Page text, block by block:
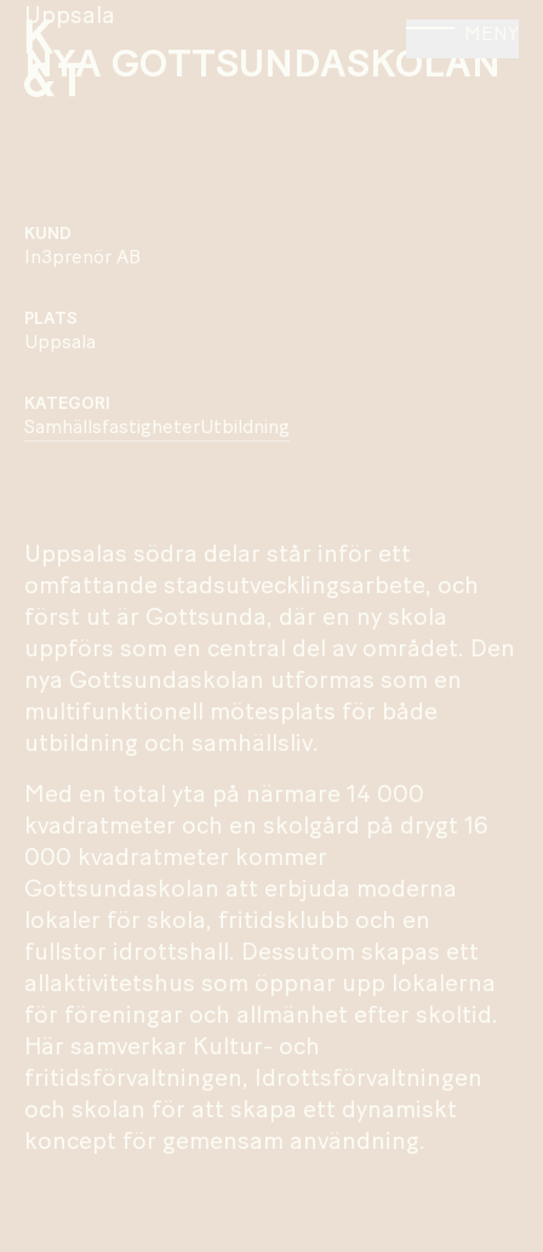
Uppsala
NYA GOTTSUNDASKOLAN
KUND
In3prenör AB
PLATS
Uppsala
KATEGORI
SamhällsfastigheterUtbildning
Uppsalas södra delar står inför ett
omfattande stadsutvecklingsarbete, och
först ut är Gottsunda, där en ny skola
uppförs som en central del av området. Den
nya Gottsundaskolan utformas som en
multifunktionell mötesplats för både
utbildning och samhällsliv.
Med en total yta på närmare 14 000
kvadratmeter och en skolgård på drygt 16
000 kvadratmeter kommer
Gottsundaskolan att erbjuda moderna
lokaler för skola, fritidsklubb och en
fullstor idrottshall. Dessutom skapas ett
allaktivitetshus som öppnar upp lokalerna
för föreningar och allmänhet efter skoltid.
Här samverkar Kultur- och
fritidsförvaltningen, Idrottsförvaltningen
och skolan för att skapa ett dynamiskt
koncept för gemensam användning.